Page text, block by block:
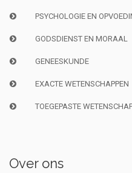
PSYCHOLOGIE EN
GODSDIENST EN MORAAL
GENEESKUNDE
EXACTE WETENSCHAPPEN
TOEGEPASTE
Over ons